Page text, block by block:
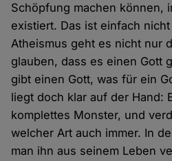
Schöpfung machen können,
existiert. Das ist einfach
Atheismus geht es nicht nur
glauben, dass es einen Gott
gibt einen Gott, was für ein
liegt doch klar auf der Hand:
komplettes Monster, und
welcher Art auch immer. In
man ihn aus seinem Leben